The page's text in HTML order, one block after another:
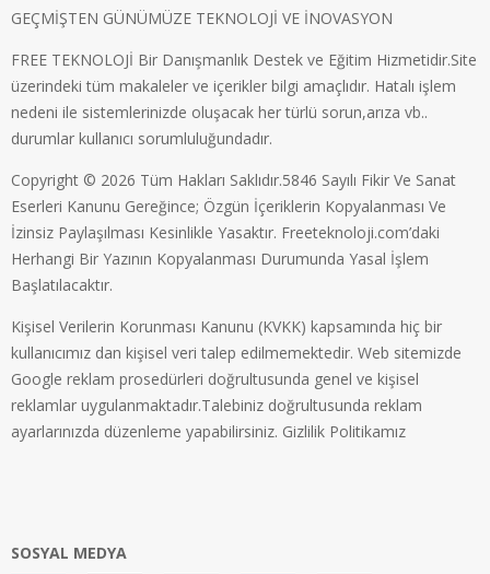
GEÇMİŞTEN GÜNÜMÜZE TEKNOLOJİ VE İNOVASYON
FREE TEKNOLOJİ Bir Danışmanlık Destek ve Eğitim Hizmetidir.Site
üzerindeki tüm makaleler ve içerikler bilgi amaçlıdır. Hatalı işlem
nedeni ile sistemlerinizde oluşacak her türlü sorun,arıza vb..
durumlar kullanıcı sorumluluğundadır.
Copyright © 2026 Tüm Hakları Saklıdır.5846 Sayılı Fikir Ve Sanat
Eserleri Kanunu Gereğince; Özgün İçeriklerin Kopyalanması Ve
İzinsiz Paylaşılması Kesinlikle Yasaktır. Freeteknoloji.com’daki
Herhangi Bir Yazının Kopyalanması Durumunda Yasal İşlem
Başlatılacaktır.
Kişisel Verilerin Korunması Kanunu (KVKK) kapsamında hiç bir
kullanıcımız dan kişisel veri talep edilmemektedir. Web sitemizde
Google reklam prosedürleri doğrultusunda genel ve kişisel
reklamlar uygulanmaktadır.Talebiniz doğrultusunda reklam
ayarlarınızda düzenleme yapabilirsiniz. Gizlilik Politikamız
SOSYAL MEDYA